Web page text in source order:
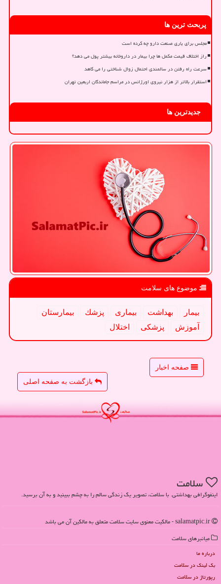
پربحث ترین ها
مجلس برای یاری صنعت دارو چه کرده است
راز اختلاف قیمت مکمل ها چرا بیمار در داروخانه بیشتر پول می دهد؟
سرعت راه رفتن در سالمندی احتمال زوال شناختی را می کاهد
استقرار بالاتر از هزار نیروی اورژانس در مراسم جاماندگان اربعین تهران
جدیدترین ها
موضوع های سلامت
بیمار بهداشت بیماری پزشك
بیمارستان
آموزش
پزشكی اختلال
صفحه اخبار
بازگشت به صفحه اصلی
سلامت
اینفوگرافی بهداشتی. با سلامت، تصویر یک زندگی سالم را به چشم ببینید و به آن برسید.
میانبرهای سلامت
درباره ما
بک لینک در سلامت
رپورتاژ در سلامت